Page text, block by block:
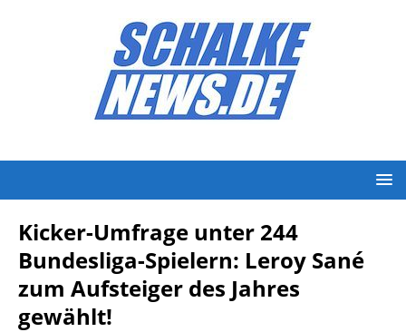
Kicker-Umfrage unter 244
Bundesliga-Spielern: Leroy Sané
zum Aufsteiger des Jahres
gewählt!